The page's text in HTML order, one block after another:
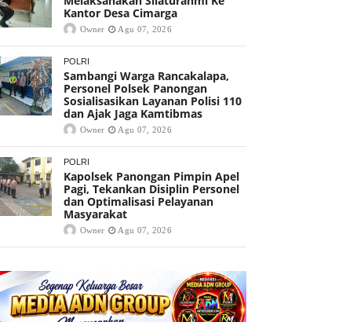
Kantor Desa Cimarga
Owner Agu 07, 2026
POLRI
Sambangi Warga Rancakalapa,
Personel Polsek Panongan
Sosialisasikan Layanan Polisi 110
dan Ajak Jaga Kamtibmas
Owner Agu 07, 2026
POLRI
Kapolsek Panongan Pimpin Apel
Pagi, Tekankan Disiplin Personel
dan Optimalisasi Pelayanan
Masyarakat
Owner Agu 07, 2026